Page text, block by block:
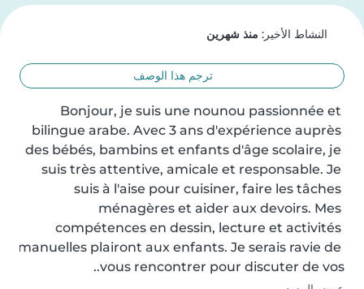
النشاط الأخير: منذ شهرين
ترجم هذا الوصف
Bonjour, je suis une nounou passionnée et
bilingue arabe. Avec 3 ans d'expérience auprès
des bébés, bambins et enfants d'âge scolaire, je
suis très attentive, amicale et responsable. Je
suis à l'aise pour cuisiner, faire les tâches
ménagères et aider aux devoirs. Mes
compétences en dessin, lecture et activités
manuelles plairont aux enfants. Je serais ravie de
vous rencontrer pour discuter de vos..